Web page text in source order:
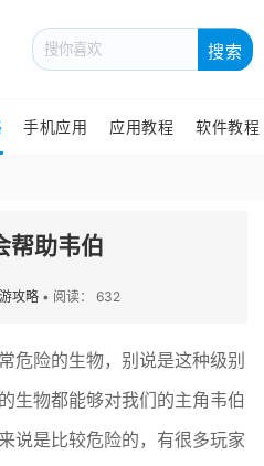
搜索
手机应用 应用教程 软件教程
帮助韦伯
攻略 • 阅读： 632
危险的生物，别说是这种级别
生物都能够对我们的主角韦伯
说是比较危险的，有很多玩家